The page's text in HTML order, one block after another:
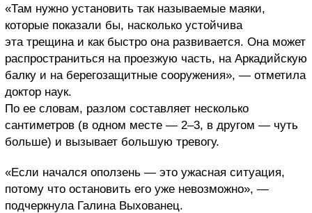
«Там нужно установить так называемые маяки,
которые показали бы, насколько устойчива
эта трещина и как быстро она развивается. Она может
распространиться на проезжую часть, на Аркадийскую
балку и на берегозащитные сооружения», — отметила
доктор наук.
По ее словам, разлом составляет несколько
сантиметров (в одном месте — 2–3, в другом — чуть
больше) и вызывает большую тревогу.
«Если начался оползень — это ужасная ситуация,
потому что остановить его уже невозможно», —
подчеркнула Галина Выхованец.